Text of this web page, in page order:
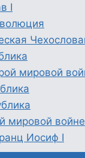
I
мировой
мировой войне
Иосиф I